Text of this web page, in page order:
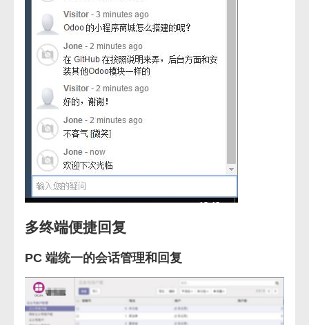
多终端便捷回复
PC 端统一的会话管理和回复